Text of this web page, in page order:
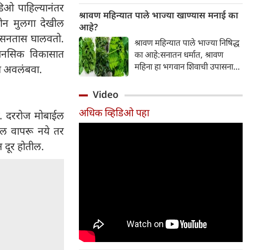
पाहिल्यानंतर
मुलगा देखील
घालवतो.
विकासात
अवलंबवा.
दररोज मोबाईल
वापरू नये तर
होतील.
नकारात्मक परिणाम होऊ शकतो.
होते, ज्यामुळे निस्तेजपणा, मुरुमे
आणि ब्लॅकहेड्स यांसारख्या समस्या
निर्माण होतात.
श्रावण महिन्यात पाले भाज्या खाण्यास मनाई का
आहे?
श्रावण महिन्यात पाले भाज्या निषिद्ध
का आहे:सनातन धर्मात, श्रावण
महिना हा भगवान शिवाची उपासना
दानधर्म आणि सात्विक जीवनशैलीचे
पालन करतात.
Video
अधिक व्हिडिओ पहा